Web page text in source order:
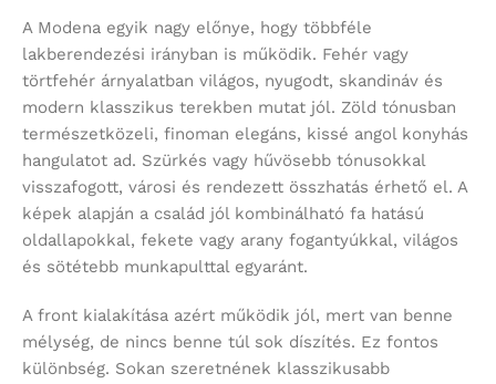
A Modena egyik nagy előnye, hogy többféle
lakberendezési irányban is működik. Fehér vagy
törtfehér árnyalatban világos, nyugodt, skandináv és
modern klasszikus terekben mutat jól. Zöld tónusban
természetközeli, finoman elegáns, kissé angol konyhás
hangulatot ad. Szürkés vagy hűvösebb tónusokkal
visszafogott, városi és rendezett összhatás érhető el. A
képek alapján a család jól kombinálható fa hatású
oldallapokkal, fekete vagy arany fogantyúkkal, világos
és sötétebb munkapulttal egyaránt.
A front kialakítása azért működik jól, mert van benne
mélység, de nincs benne túl sok díszítés. Ez fontos
különbség. Sokan szeretnének klasszikusabb